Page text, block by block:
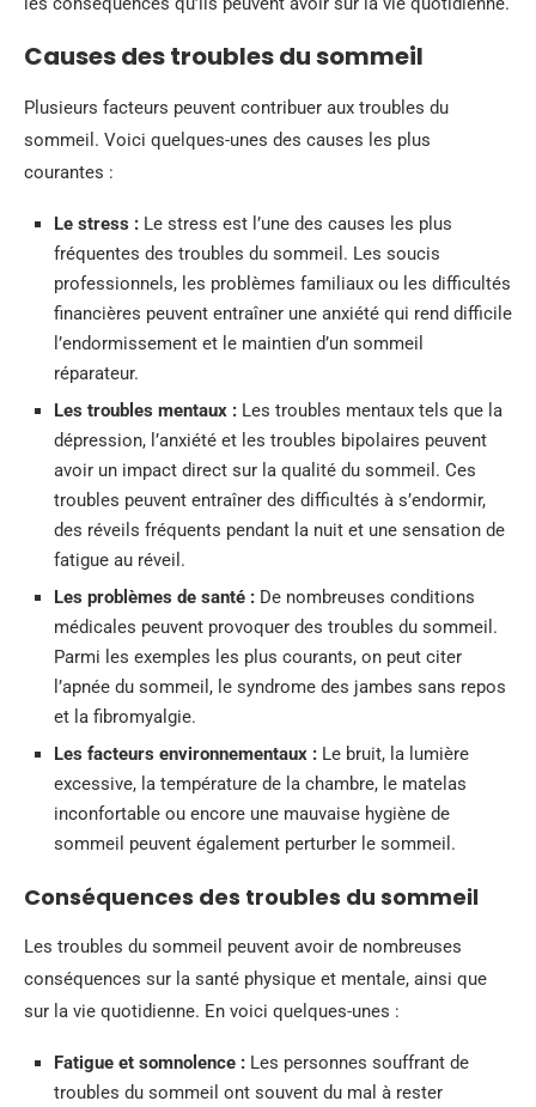
Causes des troubles du sommeil
Plusieurs facteurs peuvent contribuer aux troubles du
sommeil. Voici quelques-unes des causes les plus
courantes :
Le stress : Le stress est l’une des causes les plus
fréquentes des troubles du sommeil. Les soucis
professionnels, les problèmes familiaux ou les difficultés
financières peuvent entraîner une anxiété qui rend difficile
l’endormissement et le maintien d’un sommeil
réparateur.
Les troubles mentaux : Les troubles mentaux tels que la
dépression, l’anxiété et les troubles bipolaires peuvent
avoir un impact direct sur la qualité du sommeil. Ces
troubles peuvent entraîner des difficultés à s’endormir,
des réveils fréquents pendant la nuit et une sensation de
fatigue au réveil.
Les problèmes de santé : De nombreuses conditions
médicales peuvent provoquer des troubles du sommeil.
Parmi les exemples les plus courants, on peut citer
l’apnée du sommeil, le syndrome des jambes sans repos
et la fibromyalgie.
Les facteurs environnementaux : Le bruit, la lumière
excessive, la température de la chambre, le matelas
inconfortable ou encore une mauvaise hygiène de
sommeil peuvent également perturber le sommeil.
Conséquences des troubles du sommeil
Les troubles du sommeil peuvent avoir de nombreuses
conséquences sur la santé physique et mentale, ainsi que
sur la vie quotidienne. En voici quelques-unes :
Fatigue et somnolence : Les personnes souffrant de
troubles du sommeil ont souvent du mal à rester